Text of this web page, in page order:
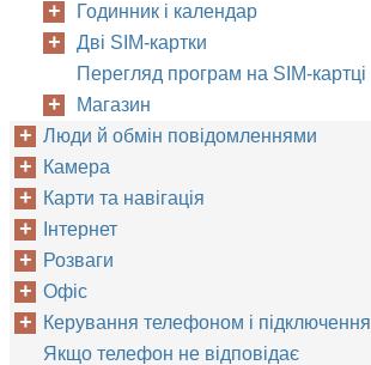
Годинник і календар
Дві SIM-картки
Перегляд програм на SIM-картці
Магазин
Люди й обмін повідомленнями
Камера
Карти та навігація
Інтернет
Розваги
Офіс
Керування телефоном і підключення
Якщо телефон не відповідає